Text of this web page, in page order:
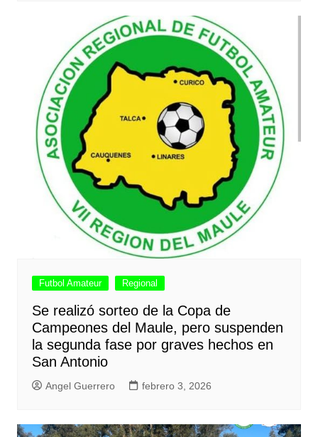
Futbol Amateur Regional
Se realizó sorteo de la Copa de
Campeones del Maule, pero suspenden
la segunda fase por graves hechos en
San Antonio
Angel Guerrero febrero 3, 2026